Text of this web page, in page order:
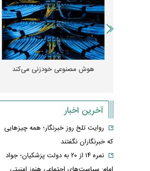
هوش مصنوعی خودزنی می‌کند
آخرین اخبار
روایت تلخ روز خبرنگار؛ همه چیزهایی
که خبرنگاران نگفتند
نمره ۱۴ از ۲۰ به دولت پزشکیان؛ جواد